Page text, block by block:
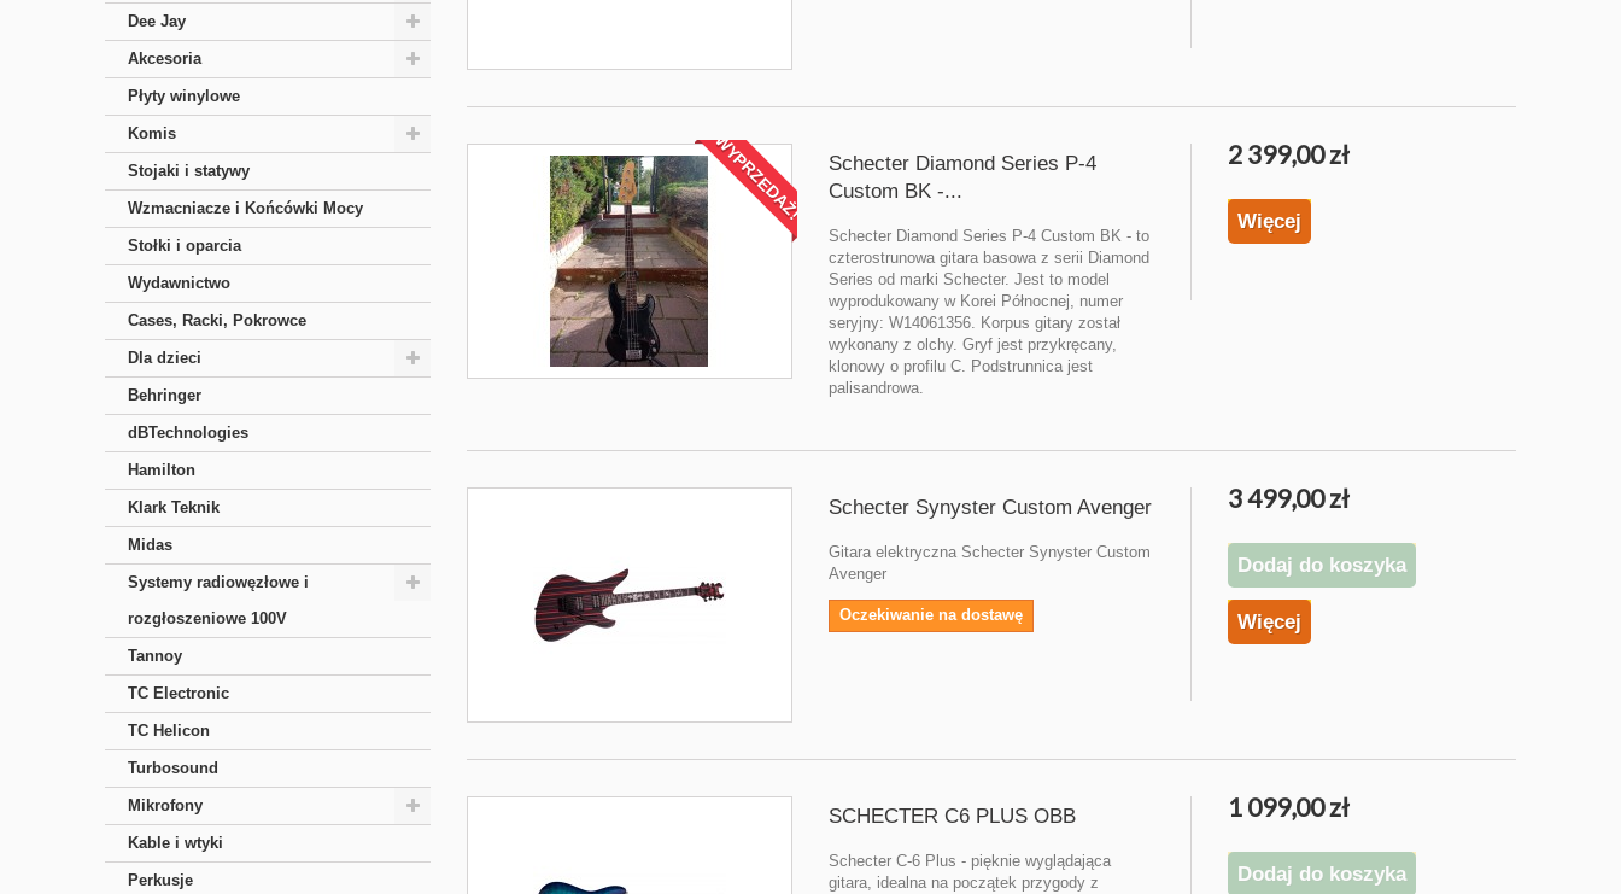
Dee Jay
Akcesoria
Płyty winylowe
Komis
Stojaki i statywy
Wzmacniacze i Końcówki Mocy
Stołki i oparcia
Wydawnictwo
Cases, Racki, Pokrowce
Dla dzieci
Behringer
dBTechnologies
Hamilton
Klark Teknik
Midas
Systemy radiowęzłowe i
rozgłoszeniowe 100V
Tannoy
TC Electronic
TC Helicon
Turbosound
Mikrofony
Kable i wtyki
Perkusje
WYPRZEDAŻ!
Schecter Diamond Series P-4
Custom BK -...
Schecter Diamond Series P-4 Custom BK - to
czterostrunowa gitara basowa z serii Diamond
Series od marki Schecter. Jest to model
wyprodukowany w Korei Północnej, numer
seryjny: W14061356. Korpus gitary został
wykonany z olchy. Gryf jest przykręcany,
klonowy o profilu C. Podstrunnica jest
palisandrowa.
2 399,00 zł
Więcej
Schecter Synyster Custom Avenger
Gitara elektryczna Schecter Synyster Custom
Avenger
Oczekiwanie na dostawę
3 499,00 zł
Dodaj do koszyka
Więcej
SCHECTER C6 PLUS OBB
Schecter C-6 Plus - pięknie wyglądająca
gitara, idealna na początek przygody z
1 099,00 zł
Dodaj do koszyka